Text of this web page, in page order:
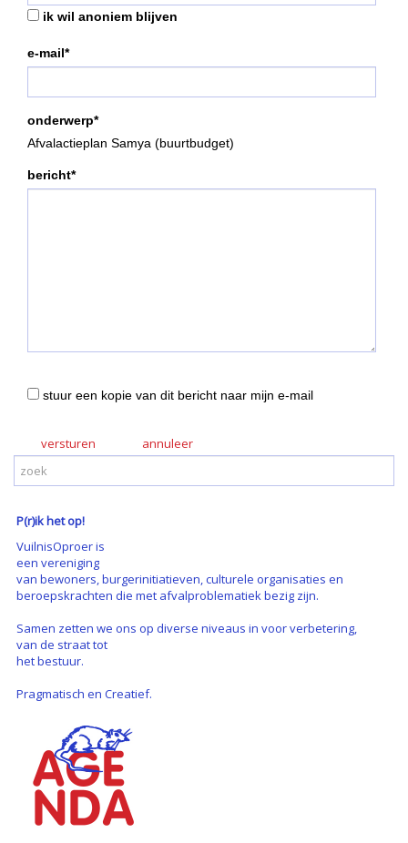
ik wil anoniem blijven
e-mail*
onderwerp*
Afvalactieplan Samya (buurtbudget)
bericht*
stuur een kopie van dit bericht naar mijn e-mail
versturen
P(r)ik het op!
VuilnisOproer is
een vereniging
van bewoners, burgerinitiatieven, culturele organisaties en
beroepskrachten die met afvalproblematiek bezig zijn.
Samen zetten we ons op diverse niveaus in voor verbetering,
van de straat tot
het bestuur.
Pragmatisch en Creatief.